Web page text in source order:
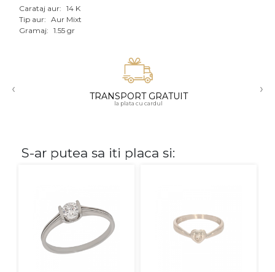
Aur mixt
18K
Carataj aur: 14 K
Tip aur: Aur Mixt
Gramaj: 1.55 gr
‹ TRANSPORT GRATUIT
la plata cu cardul
›
S-ar putea sa iti placa si: